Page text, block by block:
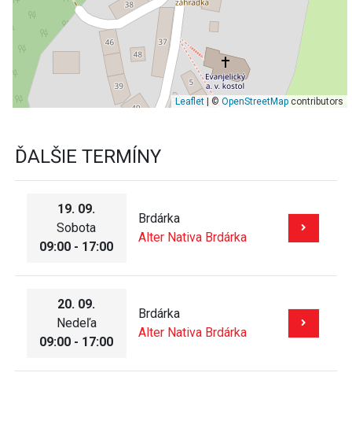
Leaflet| © OpenStreetMapcontributors
ĎALŠIE TERMÍNY
19. 09.
Sobota
09:00 - 17:00
Brdárka
Alter Nativa Brdárka
20. 09.
Nedeľa
09:00 - 17:00
Brdárka
Alter Nativa Brdárka